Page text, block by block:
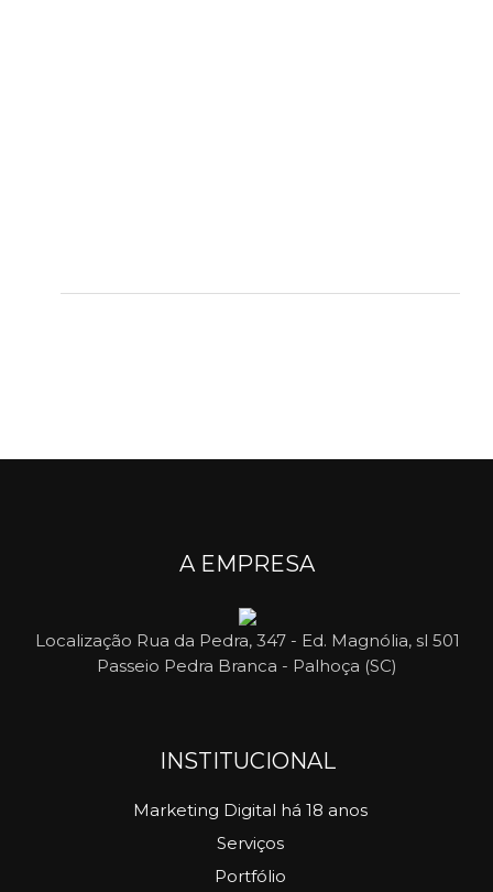
A EMPRESA
Localização Rua da Pedra, 347 - Ed. Magnólia, sl 501
Passeio Pedra Branca - Palhoça (SC)
INSTITUCIONAL
Marketing Digital há 18 anos
Serviços
Portfólio